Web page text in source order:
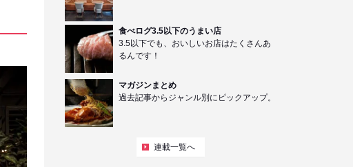
食べログ3.5以下のうまい店
3.5以下でも、おいしいお店はたくさんあ
るんです！
マガジンまとめ
過去記事からジャンル別にピックアップ。
連載一覧へ